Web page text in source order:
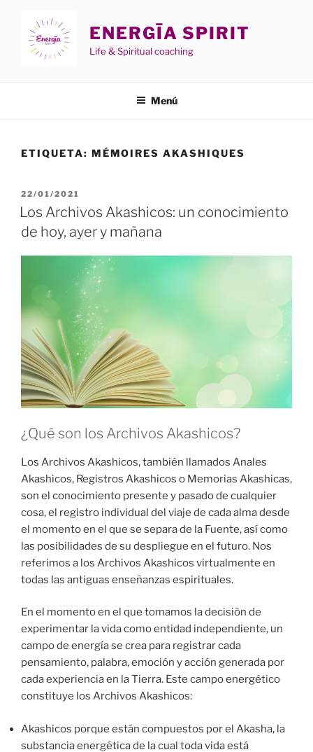
contenido
ENERGĪA SPIRIT
Life & Spiritual coaching
Menú
ETIQUETA: MÉMOIRES AKASHIQUES
PUBLICADO
EL
22/01/2021
Los Archivos Akashicos: un conocimiento
de hoy, ayer y mañana
¿Qué son los Archivos Akashicos?
Los Archivos Akashicos, también llamados Anales
Akashicos, Registros Akashicos o Memorias Akashicas,
son el conocimiento presente y pasado de cualquier
cosa, el registro individual del viaje de cada alma desde
el momento en el que se separa de la Fuente, así como
las posibilidades de su despliegue en el futuro. Nos
referimos a los Archivos Akashicos virtualmente en
todas las antiguas enseñanzas espirituales.
En el momento en el que tomamos la decisión de
experimentar la vida como entidad independiente, un
campo de energía se crea para registrar cada
pensamiento, palabra, emoción y acción generada por
cada experiencia en la Tierra. Este campo energético
constituye los Archivos Akashicos:
Akashicos porque están compuestos por el Akasha, la
substancia energética de la cual toda vida está